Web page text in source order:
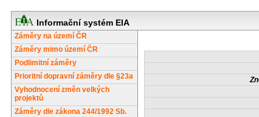
Informační systém EIA
Záměry na území ČR
Záměry mimo území ČR
Podlimitní záměry
Prioritní dopravní záměry dle §23a
Vyhodnocení změn velkých
projektů
Záměry dle zákona 244/1992 Sb.